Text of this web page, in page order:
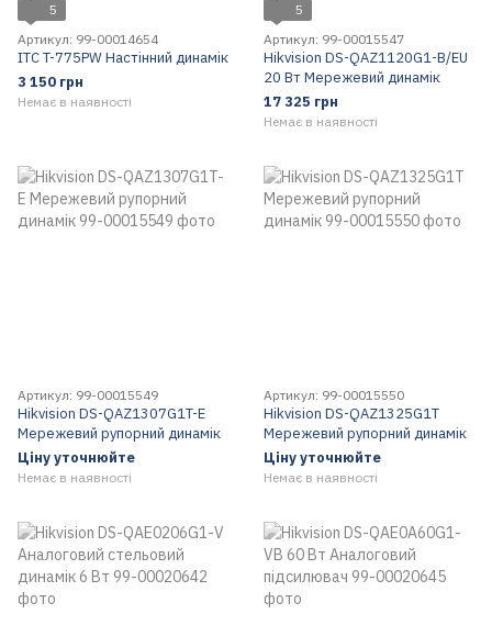
5
Артикул: 99-00014654
ITC T-775PW Настінний динамік
3 150 грн
Немає в наявності
5
Артикул: 99-00015547
Hikvision DS-QAZ1120G1-B/EU
20 Вт Мережевий динамік
17 325 грн
Немає в наявності
Артикул: 99-00015549
Hikvision DS-QAZ1307G1T-E
Мережевий рупорний динамік
Ціну уточнюйте
Немає в наявності
Артикул: 99-00015550
Hikvision DS-QAZ1325G1T
Мережевий рупорний динамік
Ціну уточнюйте
Немає в наявності